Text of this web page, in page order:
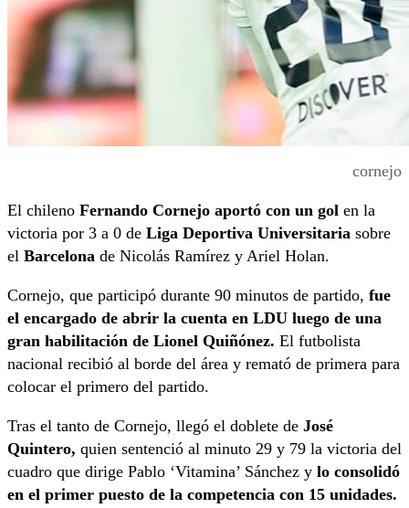
cornejo
El chileno Fernando Cornejo aportó con un gol en la
victoria por 3 a 0 de Liga Deportiva Universitaria sobre
el Barcelona de Nicolás Ramírez y Ariel Holan.
Cornejo, que participó durante 90 minutos de partido, fue
el encargado de abrir la cuenta en LDU luego de una
gran habilitación de Lionel Quiñónez. El futbolista
nacional recibió al borde del área y remató de primera para
colocar el primero del partido.
Tras el tanto de Cornejo, llegó el doblete de José
Quintero, quien sentenció al minuto 29 y 79 la victoria del
cuadro que dirige Pablo ‘Vitamina’ Sánchez y lo consolidó
en el primer puesto de la competencia con 15 unidades.